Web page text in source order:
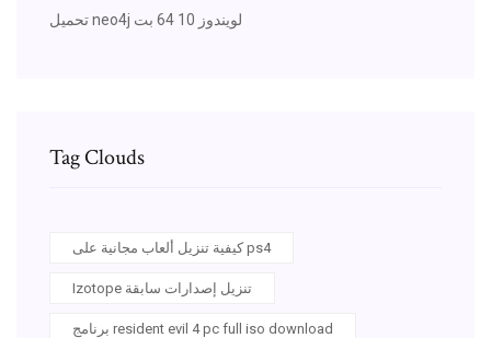
تحميل neo4j لويندوز 10 64 بت
Tag Clouds
كيفية تنزيل ألعاب مجانية على ps4
Izotope تنزيل إصدارات سابقة
برنامج resident evil 4 pc full iso download